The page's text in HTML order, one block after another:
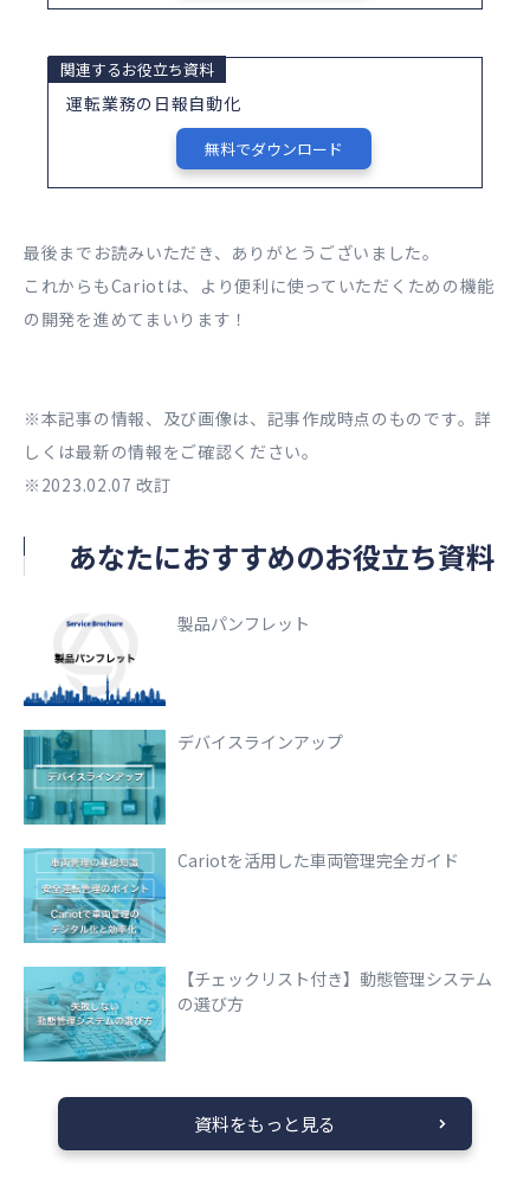
関連するお役立ち資料
運転業務の日報自動化
無料でダウンロード
最後までお読みいただき、ありがとうございました。
これからもCariotは、より便利に使っていただくための機能
の開発を進めてまいります！
※本記事の情報、及び画像は、記事作成時点のものです。詳
しくは最新の情報をご確認ください。
※2023.02.07 改訂
あなたにおすすめのお役立ち資料
製品パンフレット
デバイスラインアップ
Cariotを活用した車両管理完全ガイド
【チェックリスト付き】動態管理システム
の選び方
資料をもっと見る